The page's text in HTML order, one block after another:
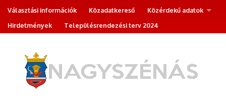
Választási információk
Közadatkereső
Közérdekű adatok
Hirdetmények
Településrendezési terv 2024